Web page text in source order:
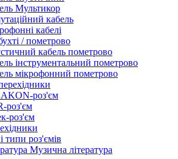
Мультикор
кабель
кабелі
/ пометрово
кабель пометрово
інструментальний пометрово
мікрофонний пометрово
роз'єм
роз'єм
роз'єм
типи роз'ємів
Музична література